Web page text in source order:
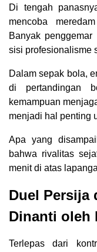
Di tengah
mencoba
Banyak
sisi profesionalisme
Dalam sepak bola,
di pertandingan
kemampuan
menjadi hal penting
Apa yang
bahwa rivalitas
menit di atas
Duel Persija
Dinanti oleh
Terlepas dari